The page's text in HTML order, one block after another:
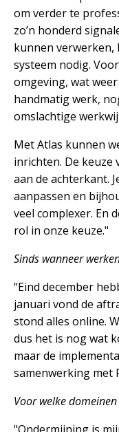
om verder te
zo’n honderd
kunnen verwerken,
systeem nodig.
omgeving, wat
handmatig werk,
omslachtige
Met Atlas kunnen
inrichten. De keuze
aan de achterkant.
aanpassen en
veel complexer. En
rol in onze keuze."
Sinds wanneer
“Eind december
januari vond de
stond alles online.
dus het is nog wat
maar de
samenwerking met
Voor welke